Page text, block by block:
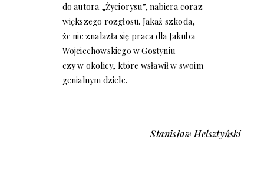
do autora „Życiorysu”, nabiera coraz
większego rozgłosu. Jakaż szkoda,
że nie znalazła się praca dla Jakuba
Wojciechowskiego w Gostyniu
czy w okolicy, które wsławił w swoim
genialnym dziele.
Stanisław Helsztyński